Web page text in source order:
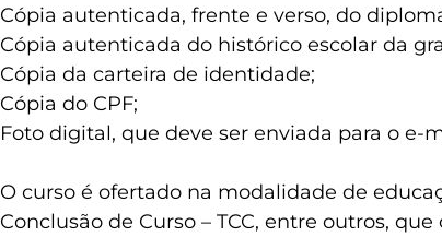
Cópia autenticada, frente e verso, do
Cópia autenticada do histórico escolar da
Cópia da carteira de identidade;
Cópia do CPF;
Foto digital, que deve ser enviada para o e-
O curso é ofertado na modalidade de
Conclusão de Curso – TCC, entre outros,